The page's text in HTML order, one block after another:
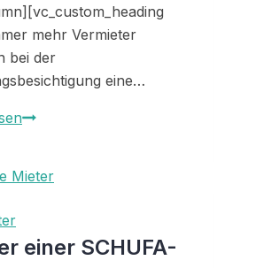
mehr Vermieter
bei der
eine…
Original
für
Sonderpreis
einer SCHUFA-